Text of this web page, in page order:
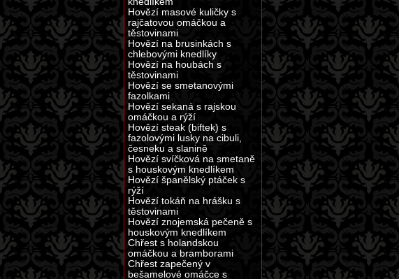
Hovězí masové kuličky s
rajčatovou omáčkou a
těstovinami
Hovězí na brusinkách s
chlebovými knedlíky
Hovězí na houbách s
těstovinami
Hovězí se smetanovými
fazolkami
Hovězí sekaná s rajskou
omáčkou a rýží
Hovězí steak (biftek) s
fazolovými lusky na cibuli,
česneku a slanině
Hovězí svíčková na smetaně
s houskovým knedlíkem
Hovězí španělský ptáček s
rýží
Hovězí tokáň na hrášku s
těstovinami
Hovězí znojemská pečeně s
houskovým knedlíkem
Chřest s holandskou
omáčkou a bramborami
Chřest zapečený v
bešamelové omáčce s